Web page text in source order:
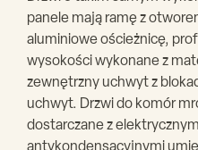
panele mają ramę z
aluminiowe ościeżnicę,
wysokości wykonane z
zewnętrzny uchwyt z
uchwyt. Drzwi do komór
dostarczane z